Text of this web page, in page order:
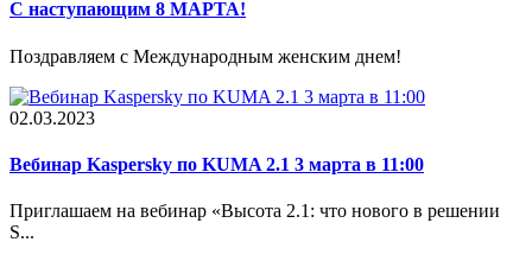
С наступающим 8 МАРТА!
Поздравляем с Международным женским днем!
02.03.2023
Вебинар Kaspersky по KUMA 2.1 3 марта в 11:00
Приглашаем на вебинар «Высота 2.1: что нового в решении
S...